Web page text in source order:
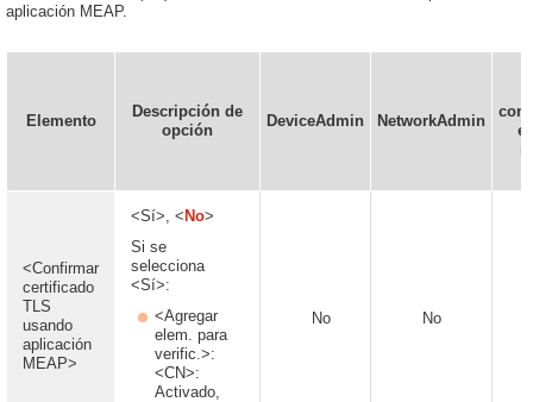
aplicación MEAP.
Elemento
Descripción de
opción
DeviceAdmin NetworkAdmin
<Confirmar
certificado
TLS
usando
aplicación
MEAP>
<Sí>, < No>
Si se
selecciona
<Sí>:
<Agregar
elem. para
verific.>:
<CN>:
Activado,
No No